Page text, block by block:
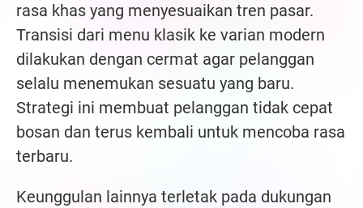
rasa khas yang menyesuaikan tren pasar.
Transisi dari menu klasik ke varian modern
dilakukan dengan cermat agar pelanggan
selalu menemukan sesuatu yang baru.
Strategi ini membuat pelanggan tidak cepat
bosan dan terus kembali untuk mencoba rasa
terbaru.
Keunggulan lainnya terletak pada dukungan